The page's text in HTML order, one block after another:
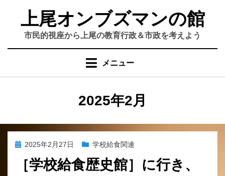
上尾オンブズマンの館
市民的視座から上尾の教育行政＆市政を考えよう
メニュー
月
:
2025年2月
投 2025年2月27日 学校給食関連
［学校給食歴史館］に行き、